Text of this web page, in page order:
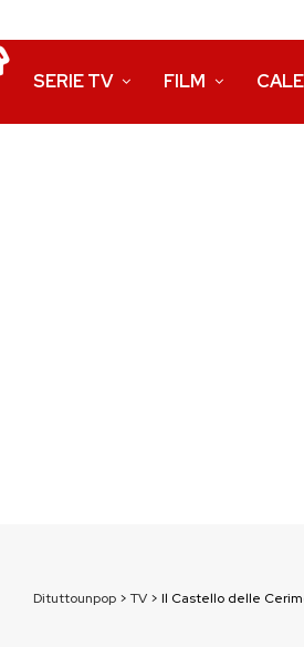
SERIE TV FILM
Dituttounpop> TV> Il Castello delle